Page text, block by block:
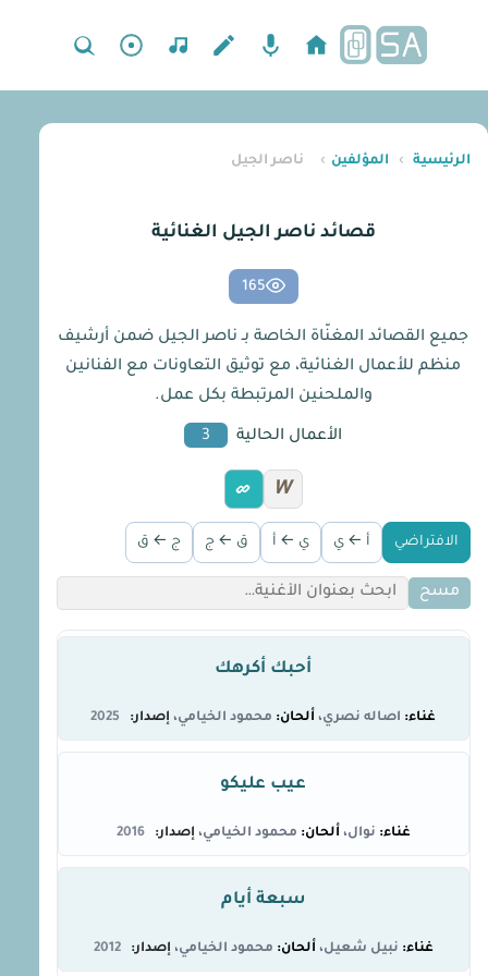
الرئيسية › المؤلفين › ناصر الجيل
قصائد ناصر الجيل الغنائية
165
جميع القصائد المغنّاة الخاصة بـ ناصر الجيل ضمن أرشيف
منظم للأعمال الغنائية، مع توثيق التعاونات مع الفنانين
والملحنين المرتبطة بكل عمل.
الأعمال الحالية 3
W
الافتراضي أ ← ي ي ← أ ق ← ج ج ← ق
مسح
أحبك أكرهك
اصاله نصري محمود الخيامي 2025
عيب عليكو
نوال محمود الخيامي 2016
سبعة أيام
نبيل شعيل محمود الخيامي 2012